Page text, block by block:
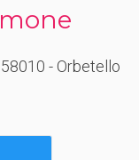
58010 - Orbetello